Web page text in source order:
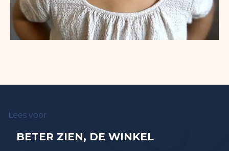
Lees voor
BETER ZIEN, DE WINKEL